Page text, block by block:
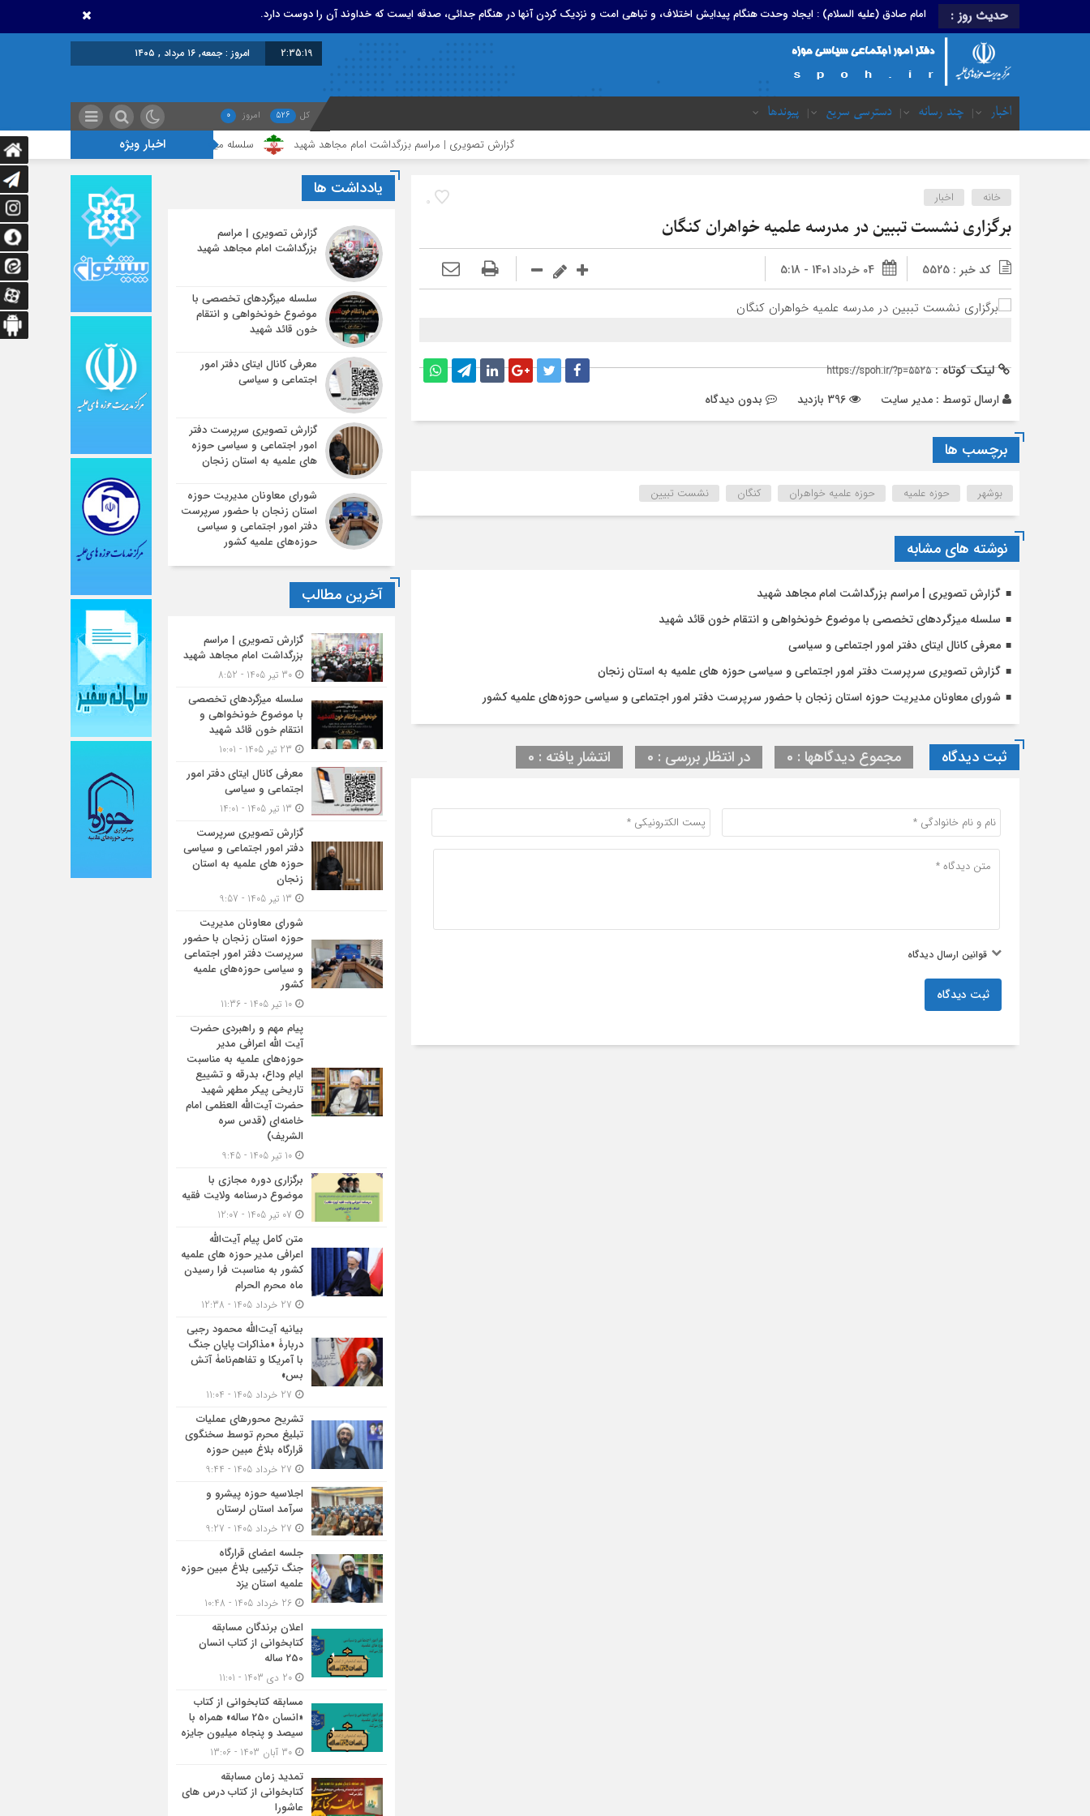
حدیث روز : امام صادق (علیه السلام) : ایجاد وحدت هنگام پیدایش اختلاف، و تباهی امت و نزدیک کردن آنها در هنگام جدائی، صدقه ایست که خداوند آن را دوست دارد.
2:35:19 امروز : جمعه, ۱۶ مرداد , ۱۴۰۵
اخبار چند رسانه دسترسی سریع پیوندها کل 526 امروز 0
اخبار ویژه گزارش تصویری | مراسم بزرگداشت امام مجاهد شهید سلسله میزگردهای تخصصی با موضوع خونخواهی و انتقام خون قائد
0 خانه اخبار
برگزاری نشست تببین در مدرسه علمیه خواهران کنگان
کد خبر : 5525 04 خرداد 1401 - 5:18
لینک کوتاه :https://spoh.ir/?p=5525
ارسال توسط : مدیر سایت بدون دیدگاه
برچسب ها
بوشهر حوزه علمیه حوزه علمیه خواهران کنگان نشست تبیین
نوشته های مشابه
گزارش تصویری | مراسم بزرگداشت امام مجاهد شهید
سلسله میزگردهای تخصصی با موضوع خونخواهی و انتقام خون قائد شهید
معرفی کانال ایتای دفتر امور اجتماعی و سیاسی
گزارش تصویری سرپرست دفتر امور اجتماعی و سیاسی حوزه های علمیه به استان زنجان
شورای معاونان مدیریت حوزه استان زنجان با حضور سرپرست دفتر امور اجتماعی و سیاسی حوزه‌های علمیه کشور
ثبت دیدگاه مجموع دیدگاهها : 0 در انتظار بررسی : 0 انتشار یافته : 0
قوانین ارسال دیدگاه
ثبت دیدگاه
یادداشت ها
گزارش تصویری | مراسم
بزرگداشت امام مجاهد شهید
سلسله میزگردهای تخصصی با
موضوع خونخواهی و انتقام
خون قائد شهید
معرفی کانال ایتای دفتر امور
اجتماعی و سیاسی
گزارش تصویری سرپرست دفتر
امور اجتماعی و سیاسی حوزه
های علمیه به استان زنجان
شورای معاونان مدیریت حوزه
استان زنجان با حضور سرپرست
دفتر امور اجتماعی و سیاسی
حوزه‌های علمیه کشور
آخرین مطالب
گزارش تصویری | مراسم
بزرگداشت امام مجاهد شهید
سلسله میزگردهای تخصصی
با موضوع خونخواهی و
انتقام خون قائد شهید
معرفی کانال ایتای دفتر امور
اجتماعی و سیاسی
گزارش تصویری سرپرست
دفتر امور اجتماعی و سیاسی
حوزه های علمیه به استان
زنجان
شورای معاونان مدیریت
حوزه استان زنجان با حضور
سرپرست دفتر امور اجتماعی
و سیاسی حوزه‌های علمیه
کشور
پیام مهم و راهبردی حضرت
آیت الله اعرافی مدیر
حوزه‌های علمیه به مناسبت
ایام وداع، بدرقه و تشییع
تاریخی پیکر مطهر شهید
حضرت آیت‌الله العظمی امام
خامنه‌ای (قدس سره
الشریف)
برگزاری دوره مجازی با
موضوع درسنامه ولایت فقیه
متن کامل پیام آیت‌الله
اعرافی مدیر حوزه های علمیه
کشور به مناسبت فرا رسیدن
ماه محرم الحرام
بیانیه آیت‌الله محمود رجبی
دربارۀ «مذاکرات پایان جنگ
با آمریکا و تفاهم‌نامۀ آتش
بس»
تشریح محورهای عملیات
تبلیغ محرم توسط سخنگوی
قرارگاه بلاغ مبین حوزه
اجلاسیه حوزه پیشرو و
سرآمد استان لرستان
جلسه اعضای قرارگاه
جنگ ترکیبی بلاغ مبین حوزه
علمیه استان یزد
اعلان برندگان مسابقه
کتابخوانی از کتاب انسان
250 ساله
مسابقه کتاب‎خوانی از کتاب
«انسان 250 ساله» همراه با
سیصد و پنجاه میلیون جایزه
تمدید زمان مسابقه
کتابخوانی از کتاب درس های
عاشورا